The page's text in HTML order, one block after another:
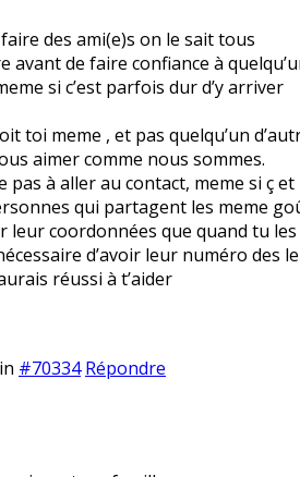
des ami(e)s on le sait tous
avant de faire confiance à
si c’est parfois dur d’y arriver
toi meme , et pas quelqu’un
aimer comme nous sommes.
pas à aller au contact, meme si ç
qui partagent les meme
leur coordonnées que quand tu
d’avoir leur numéro des
réussi à t’aider
#70334 Répondre